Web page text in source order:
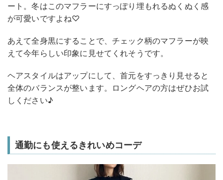
ート。冬はこのマフラーにすっぽり埋もれるぬくぬく感
が可愛いですよね♡
あえて全身黒にすることで、チェック柄のマフラーが映
えて今年らしい印象に見せてくれそうです。
ヘアスタイルはアップにして、首元をすっきり見せると
全体のバランスが整います。ロングヘアの方はぜひお試
しください♪
通勤にも使えるきれいめコーデ